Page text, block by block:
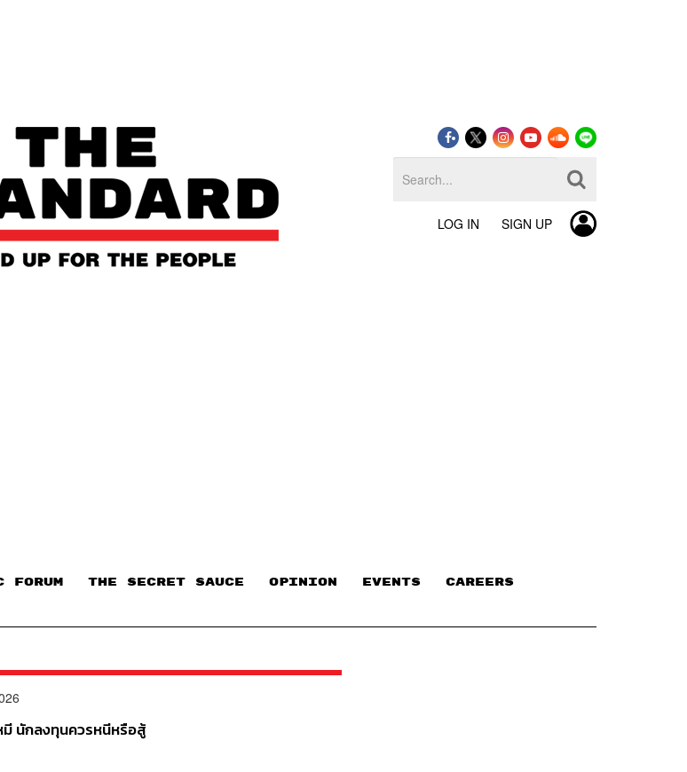
LOG IN SIGN UP
FORUM THE SECRET SAUCE​ OPINION EVENTS CAREERS
นักลงทุนควรหนีหรือสู้